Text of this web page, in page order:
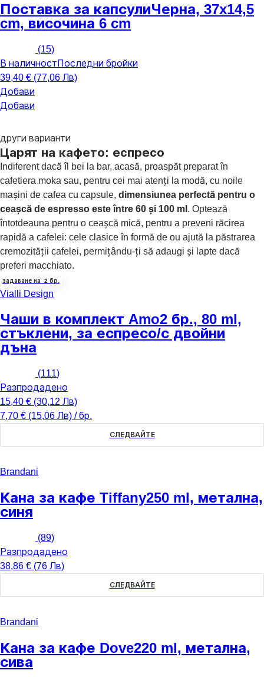
Поставка за капсулиЧерна, 37x14,5
cm, височина 6 cm
(15)
В наличност Последни бройки
39,40 € (77,06 Лв)
Добави
Добави
други варианти
Царят на кафето: еспресо
Indiferent dacă îl bei la bar, acasă, proaspăt preparat în
cafetiera moka sau, pentru cei mai atenți la modă, cu noile
mașini de cafea cu capsule, dimensiunea perfectă pentru o
ceașcă de espresso este între 60 și 100 ml . Optează
întotdeauna pentru o ceașcă mică, pentru a preveni răcirea
rapidă a cafelei: cele clasice în formă de ou ajută la păstrarea
cremozității cafelei, permițându-ți să adaugi și lapte dacă
preferi macchiato.
задаване на 2 бр.
Vialli Design
Чаши в комплект Amo2 бр., 80 ml,
стъклени, за еспресо/с двойни
дъна
(111)
Разпродадено
15,40 € (30,12 Лв)
7,70 € (15,06 Лв) / бр.
СЛЕДВАЙТЕ
Brandani
Кана за кафе Tiffany250 ml, метална,
синя
(89)
Разпродадено
38,86 € (76 Лв)
СЛЕДВАЙТЕ
Brandani
Кана за кафе Dove220 ml, метална,
сива